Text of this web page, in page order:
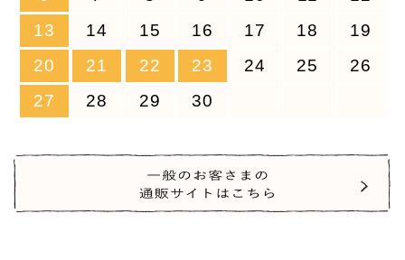
13
14 15 16 17 18
19
20
21 22 23 24 25
26
27
28 29 30